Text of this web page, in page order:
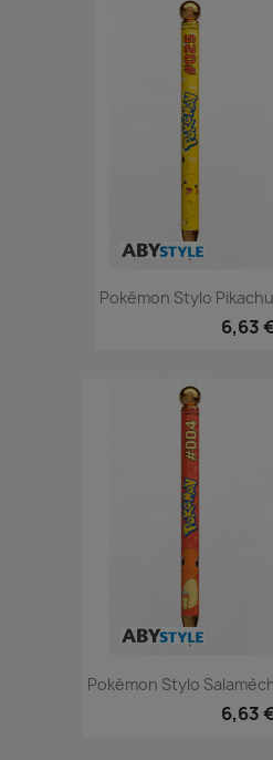
Pokémon Stylo
6,63
Pokémon Stylo
6,63